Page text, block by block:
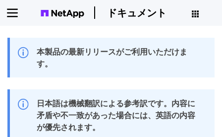
ドキュメント
本製品の最新リリースがご利用いただけま
す。
日本語は機械翻訳による参考訳です。内容に
矛盾や不一致があった場合には、英語の内容
が優先されます。